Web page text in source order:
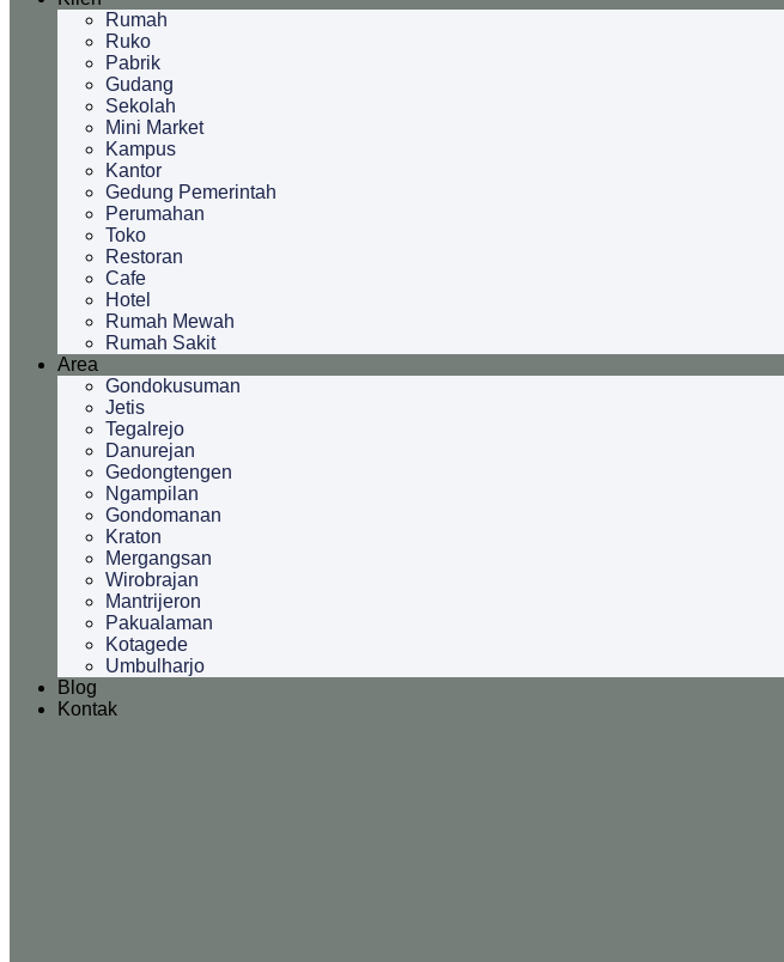
Rumah
Ruko
Pabrik
Gudang
Sekolah
Mini Market
Kampus
Kantor
Gedung Pemerintah
Perumahan
Toko
Restoran
Cafe
Hotel
Rumah Mewah
Rumah Sakit
Area
Gondokusuman
Jetis
Tegalrejo
Danurejan
Gedongtengen
Ngampilan
Gondomanan
Kraton
Mergangsan
Wirobrajan
Mantrijeron
Pakualaman
Kotagede
Umbulharjo
Blog
Kontak